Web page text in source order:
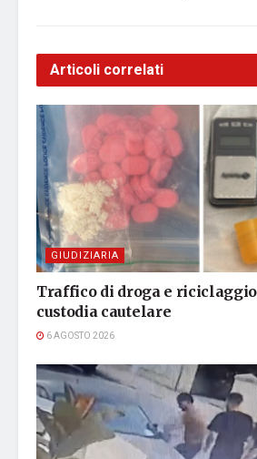
Articoli correlati
GIUDIZIARIA
Traffico di droga e
custodia cautelare
6 AGOSTO 2026